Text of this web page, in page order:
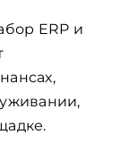
ERP и